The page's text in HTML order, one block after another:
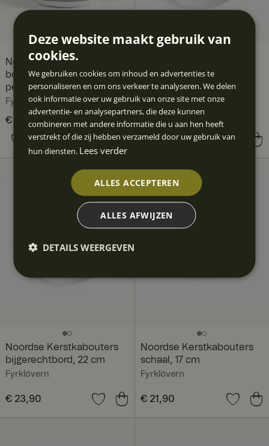
Noordse Kerstkabouters
bordenset, 12-delig, 4
personen
Fyrklövern
Huidige prijs
€ 211,80Vorige prijs:
€ 286,79
€ 211,80 € 286,79
bord 27 cm
Fyrklövern
Prijs :€ 25,89
€ 25,89
Noordse Kerstkabouters
bijgerechtbord, 22 cm
Fyrklövern
Prijs:€ 23,90
€ 23,90
Noordse Kerstkabouters
schaal, 17 cm
Fyrklövern
Prijs:€ 21,90
€ 21,90
Deze website maakt gebruik van
cookies.
We gebruiken cookies om inhoud en advertenties te
personaliseren en om ons verkeer te analyseren. We delen
ook informatie over uw gebruik van onze site met onze
advertentie- en analysepartners, die deze kunnen
combineren met andere informatie die u aan hen heeft
verstrekt of die zij hebben verzameld door uw gebruik van
hun diensten. Lees verder
ALLES ACCEPTEREN
ALLES AFWIJZEN
DETAILS WEERGEVEN